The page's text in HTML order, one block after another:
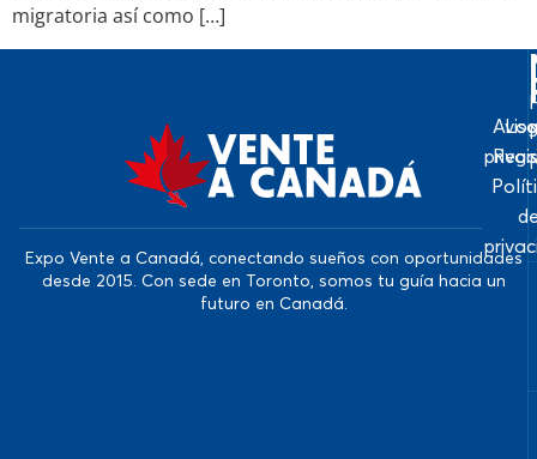
migratoria así como […]
Expo Vente a Canadá, conectando sueños con oportunidades
desde 2015. Con sede en Toronto, somos tu guía hacia un
futuro en Canadá.